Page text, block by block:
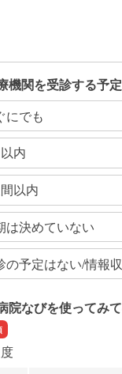
機関を受診する予
にでも
内
以内
は決めていない
の予定はない/情報
院なびを使ってみ